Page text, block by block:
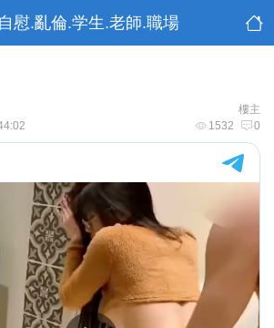
慰.亂倫.学生.老師.職場
樓主
1532 0